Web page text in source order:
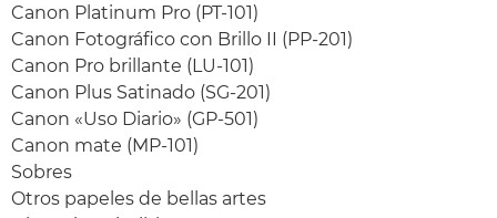
Canon Platinum Pro (PT-101)
Canon Fotográfico con Brillo II (PP-201)
Canon Pro brillante (LU-101)
Canon Plus Satinado (SG-201)
Canon «Uso Diario» (GP-501)
Canon mate (MP-101)
Sobres
Otros papeles de bellas artes